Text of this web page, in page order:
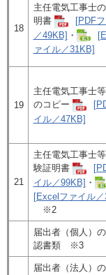
18
主任電気工事士
明書
[PDF
／49KB] ・
ァイル／31KB]
19
主任電気工事士
のコピー
イル／47KB]
21
主任電気工事士
験証明書
イル／99KB] ・
[Excelファイル／
※2
届出者（個人）
認書類 ※3
届出者（法人）